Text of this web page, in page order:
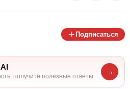
Подписаться
получите полезные ответы
→